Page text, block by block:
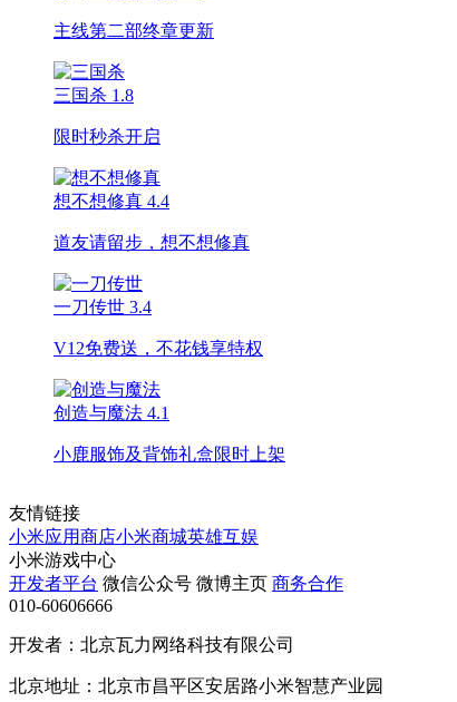
主线第二部终章更新
三国杀 1.8
限时秒杀开启
想不想修真 4.4
道友请留步，想不想修真
一刀传世 3.4
V12免费送，不花钱享特权
创造与魔法 4.1
小鹿服饰及背饰礼盒限时上架
友情链接
小米应用商店小米商城英雄互娱
小米游戏中心
开发者平台 微信公众号 微博主页 商务合作
010-60606666
开发者：北京瓦力网络科技有限公司
北京地址：北京市昌平区安居路小米智慧产业园